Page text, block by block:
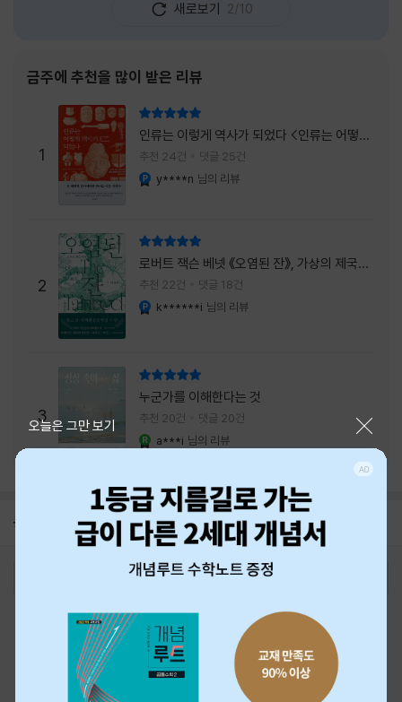
운 일이 아니다. 그러나 이 책을 읽다 보면 그 마
내가 진실로 원했던 방향을 향해 움직이고 있을
지도 모른다. 위험은 두려움의 대상이 아니라,
내가 진짜 원하는 삶으로 향하는 문 앞에 늘 함
께 서 있기 때문이다. 이 책은 프랑스의 철학
자이자 정신분석가인 안 뒤푸르망
새로보기 2/10
금주에 추천을 많이 받은 리뷰
1
인류는 이렇게 역사가 되었다 <인류는 어떻게
역사가 되었나>
추천 24건 댓글 25건
y****n 님의 리뷰
2
로버트 잭슨 베넷 《오염된 잔》, 가상의 제국이
주는 실감과 미스터리 사건의 치밀함이 이루어
내는 최상의 시너지...
추천 22건 댓글 18건
k******i 님의 리뷰
3
누군가를 이해한다는 것
추천 20건 댓글 20건
a***i 님의 리뷰
공지 26년 NBCI 수상 안내
오늘은 그만 보기
최근 본 상품
고객센터 1544-3800 티켓 1544-6399
중고샵 1566-4295
eBook 1:1문의/채팅상담
예스이십사(주) 사업자 정보
이용약관
청소년보호정책